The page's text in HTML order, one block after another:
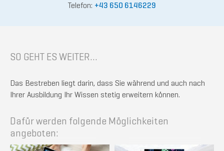
Telefon: +43 650 6146229
SO GEHT ES WEITER...
Das Bestreben liegt darin, dass Sie während und auch nach
Ihrer Ausbildung Ihr Wissen stetig erweitern können.
Dafür werden folgende Möglichkeiten
angeboten: